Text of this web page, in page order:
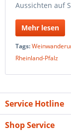
Aussichten auf
Mehr lesen
Tags:
Rheinland-Pfalz
Service Hotline
Shop Service